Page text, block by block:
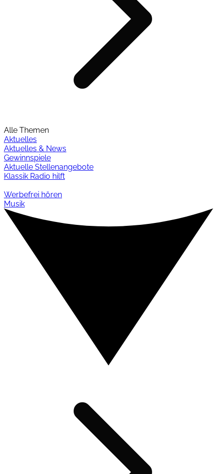
Alle Themen
Aktuelles
Aktuelles & News
Gewinnspiele
Aktuelle Stellenangebote
Klassik Radio hilft
Werbefrei hören
Musik